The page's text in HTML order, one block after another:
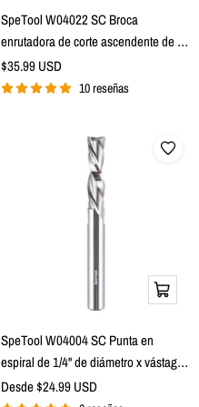
SpeTool W04022 SC Broca
enrutadora de corte ascendente de 2
flautas extra larga de 1/4" de diámetro
x 1/4" de vástago x 2" de longitud de
Precio
de
$35.99 USD
10 reseñas
Vista
rápida
SpeTool W04004 SC Punta en
espiral de 1/4" de diámetro x vástago
de 1/4" x 1" de longitud de corte x 2-
Precio
Desde $24.99 USD